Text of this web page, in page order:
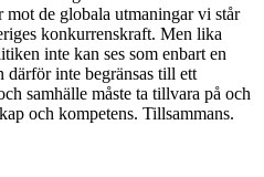
mot de globala utmaningar vi står
konkurrenskraft. Men lika
inte kan ses som enbart en
inte begränsas till ett
samhälle måste ta tillvara på och
och kompetens. Tillsammans.